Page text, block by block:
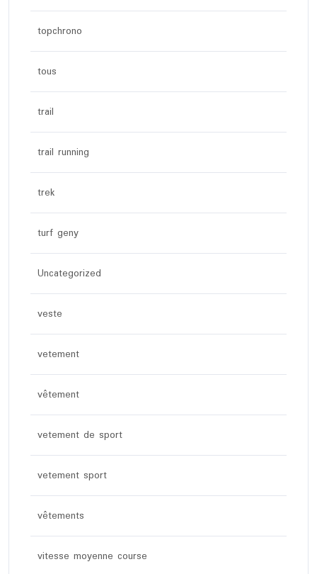
topchrono
tous
trail
trail running
trek
turf geny
Uncategorized
veste
vetement
vêtement
vetement de sport
vetement sport
vêtements
vitesse moyenne course